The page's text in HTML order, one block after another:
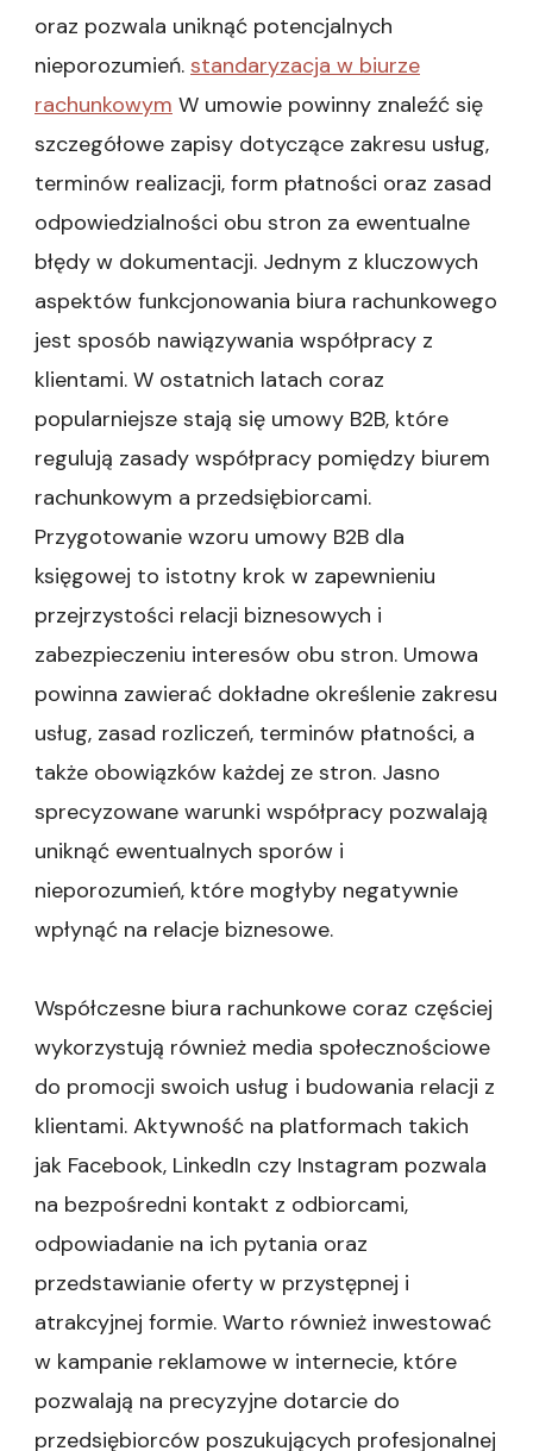
oraz pozwala uniknąć potencjalnych
nieporozumień. standaryzacja w biurze
rachunkowym W umowie powinny znaleźć się
szczegółowe zapisy dotyczące zakresu usług,
terminów realizacji, form płatności oraz zasad
odpowiedzialności obu stron za ewentualne
błędy w dokumentacji. Jednym z kluczowych
aspektów funkcjonowania biura rachunkowego
jest sposób nawiązywania współpracy z
klientami. W ostatnich latach coraz
popularniejsze stają się umowy B2B, które
regulują zasady współpracy pomiędzy biurem
rachunkowym a przedsiębiorcami.
Przygotowanie wzoru umowy B2B dla
księgowej to istotny krok w zapewnieniu
przejrzystości relacji biznesowych i
zabezpieczeniu interesów obu stron. Umowa
powinna zawierać dokładne określenie zakresu
usług, zasad rozliczeń, terminów płatności, a
także obowiązków każdej ze stron. Jasno
sprecyzowane warunki współpracy pozwalają
uniknąć ewentualnych sporów i
nieporozumień, które mogłyby negatywnie
wpłynąć na relacje biznesowe.
Współczesne biura rachunkowe coraz częściej
wykorzystują również media społecznościowe
do promocji swoich usług i budowania relacji z
klientami. Aktywność na platformach takich
jak Facebook, LinkedIn czy Instagram pozwala
na bezpośredni kontakt z odbiorcami,
odpowiadanie na ich pytania oraz
przedstawianie oferty w przystępnej i
atrakcyjnej formie. Warto również inwestować
w kampanie reklamowe w internecie, które
pozwalają na precyzyjne dotarcie do
przedsiębiorców poszukujących profesjonalnej